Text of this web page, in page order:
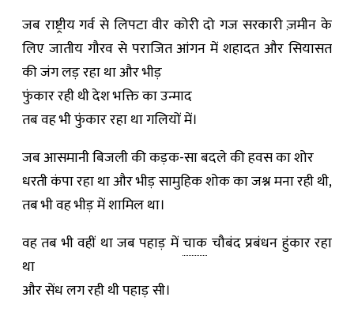
जब राष्ट्रीय गर्व से लिपटा वीर कोरी दो गज सरकारी ज़मीन के
लिए जातीय गौरव से पराजित आंगन में शहादत और सियासत
की जंग लड़ रहा था और भीड़
फुंकार रही थी देश भक्ति का उन्माद
तब वह भी फुंकार रहा था गलियों में।
जब आसमानी बिजली की कड़क-सा बदले की हवस का शोर
धरती कंपा रहा था और भीड़ सामुहिक शोक का जश्न मना रही थी,
तब भी वह भीड़ में शामिल था।
वह तब भी वहीं था जब पहाड़ मेंचाक चौबंद प्रबंधन हुंकार रहा
था
और सेंध लग रही थी पहाड़ सी।